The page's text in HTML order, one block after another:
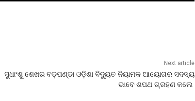
Next article
ସୁଧାଂଶୁ ଶେଖର ବଡ଼ପଣ୍ଡା ଓଡ଼ିଶା ବିଦ୍ୟୁତ ନିୟାମକ ଆୟୋଗର ସଦସ୍ୟ
ଭାବେ ଶପଥ ଗ୍ରହଣ କଲେ